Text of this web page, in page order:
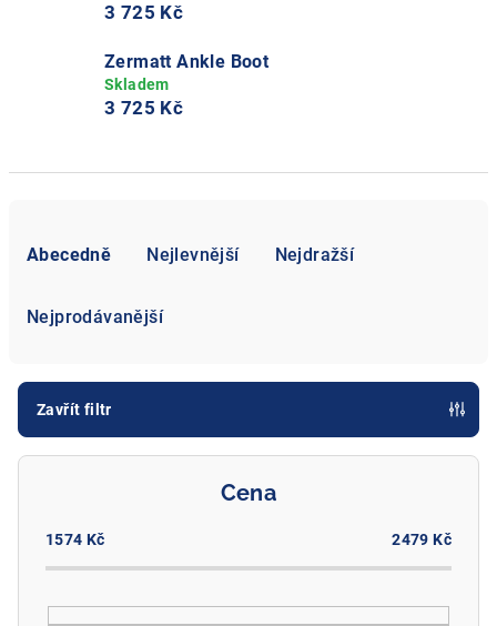
3 725 Kč
Zermatt Ankle Boot
3 725 Kč
r
o
Abecedně Nejlevnější Nejdražší
Nejprodávanější
Zavřít filtr
Cena
1574 Kč 2479 Kč